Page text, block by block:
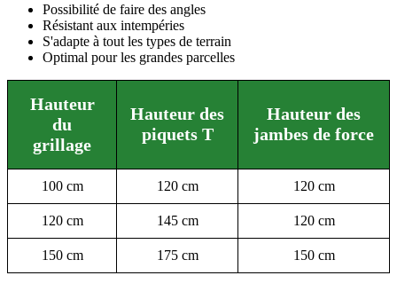
Possibilité de faire des angles
Résistant aux intempéries
S'adapte à tout les types de terrain
Optimal pour les grandes parcelles
Hauteur
du
grillage
Hauteur des
piquets T
Hauteur des
jambes de force
100 cm 120 cm 120 cm
120 cm 145 cm 120 cm
150 cm 175 cm 150 cm